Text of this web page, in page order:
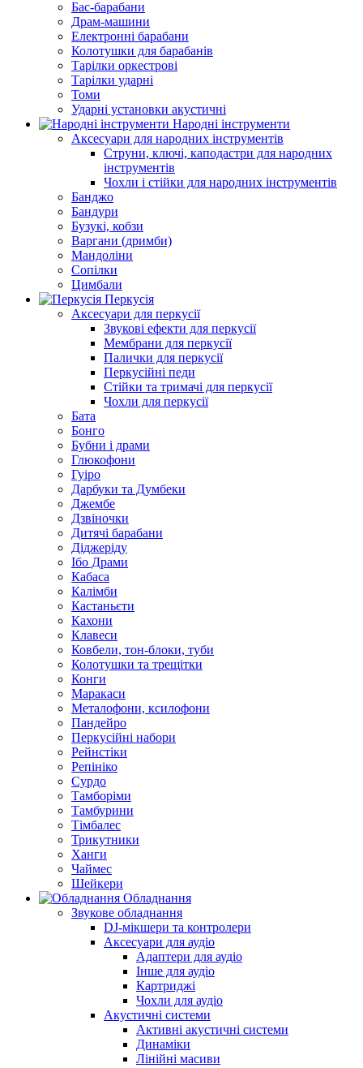
Бас-барабани
Драм-машини
Електронні барабани
Колотушки для барабанів
Тарілки оркестрові
Тарілки ударні
Томи
Ударні установки акустичні
Народні інструменти
Аксесуари для народних інструментів
Струни, ключі, каподастри для народних
інструментів
Чохли і стійки для народних інструментів
Банджо
Бандури
Бузукі, кобзи
Варгани (дримби)
Мандоліни
Сопілки
Цимбали
Перкусія
Аксесуари для перкусії
Звукові ефекти для перкусії
Мембрани для перкусії
Палички для перкусії
Перкусійні педи
Стійки та тримачі для перкусії
Чохли для перкусії
Бата
Бонго
Бубни і драми
Глюкофони
Гуіро
Дарбуки та Думбеки
Джембе
Дзвіночки
Дитячі барабани
Діджеріду
Ібо Драми
Кабаса
Калімби
Кастаньєти
Кахони
Клавеси
Ковбели, тон-блоки, туби
Колотушки та трещітки
Конги
Маракаси
Металофони, ксилофони
Пандейро
Перкусійні набори
Рейнстіки
Репініко
Сурдо
Тамборіми
Тамбурини
Тімбалес
Трикутники
Ханги
Чаймес
Шейкери
Обладнання
Звукове обладнання
DJ-мікшери та контролери
Аксесуари для аудіо
Адаптери для аудіо
Інше для аудіо
Картриджі
Чохли для аудіо
Акустичні системи
Активні акустичні системи
Динаміки
Лінійні масиви